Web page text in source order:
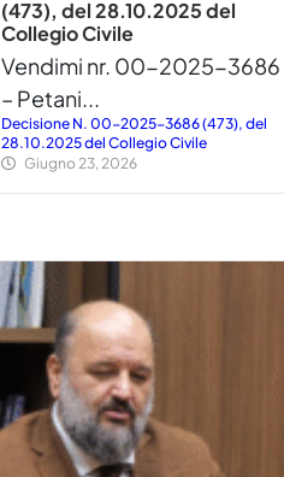
(473), del 28.10.2025 del
Collegio Civile
Vendimi nr. 00-2025-3686
– Petani...
Decisione N. 00-2025-3686 (473), del
28.10.2025 del Collegio Civile
Giugno 23, 2026